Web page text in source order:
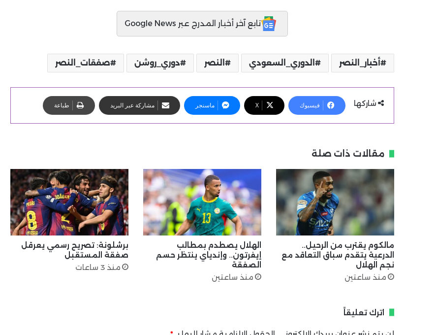
تابع آخر أخبار المدرج عبر Google News
أخبار_النصر الدوري_السعودي النصر دوري_روشن صفقات_النصر
شاركها فيسبوك X ماسنجر مشاركة عبر البريد طباعة
مقالات ذات صلة
مالكوم يقترب من الرحيل..
الدرعية يتقدم سباق التعاقد مع
نجم الهلال
منذ ساعتين
الهلال يصطدم بمطالب
إيفرتون.. وإندياي ينتظر حسم
الصفقة
منذ ساعتين
برشلونة: تصريح رسمي يعرقل
صفقة المستقبل
منذ 3 ساعات
اترك تعليقاً